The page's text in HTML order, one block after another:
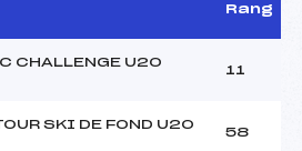
Rang
CHALLENGE U20
11
SKI DE FOND U20
58